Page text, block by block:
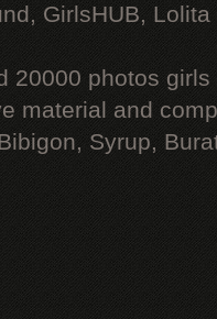
GirlsHUB, Lolita
20000 photos
material and
Syrup,